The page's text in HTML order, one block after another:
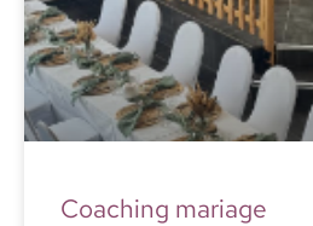
Coaching mariage